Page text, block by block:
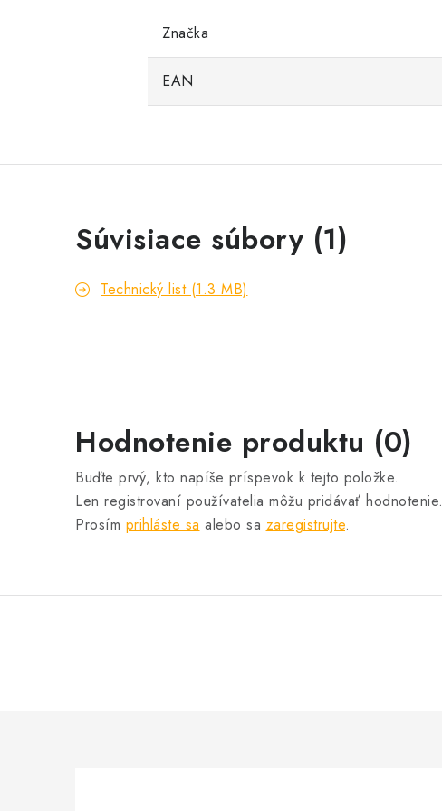
Značka
EAN
Súvisiace súbory (1)
Technický list (1.3 MB)
Hodnotenie produktu (0)
Buďte prvý, kto napíše príspevok k tejto položke.
Len registrovaní používatelia môžu pridávať hodnotenie.
Prosím prihláste sa alebo sa zaregistrujte.